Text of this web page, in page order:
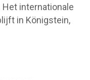
internationale
in Königstein,